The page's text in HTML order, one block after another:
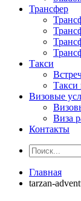
Трансфер
Такси
Такси
Визовые
Виза
Контакты
Главная
tarzan-